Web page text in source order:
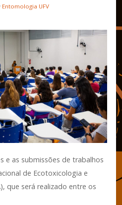
Entomologia UFV
e as submissões de trabalhos
de Ecotoxicologia e
que será realizado entre os